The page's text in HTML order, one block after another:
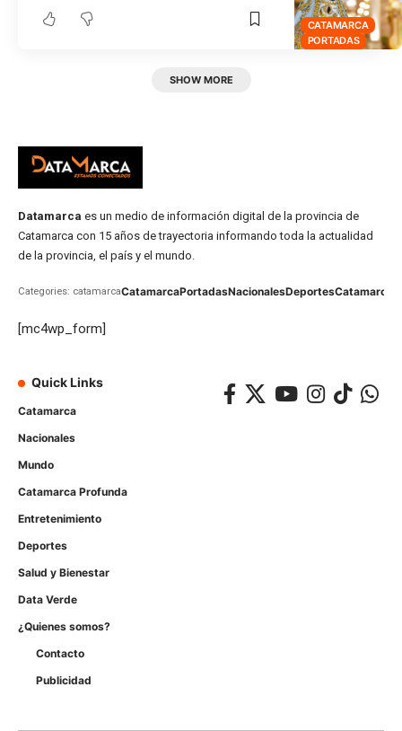
CATAMARCA
PORTADAS
SHOW MORE
Datamarca es un medio de información digital de la provincia de
Catamarca con 15 años de trayectoria informando toda la actualidad
de la provincia, el país y el mundo.
Categories: catamarcaCatamarcaPortadasNacionalesDeportesCatamarca
[mc4wp_form]
Quick Links
Catamarca
Nacionales
Mundo
Catamarca Profunda
Entretenimiento
Deportes
Salud y Bienestar
Data Verde
¿Quienes somos?
Contacto
Publicidad